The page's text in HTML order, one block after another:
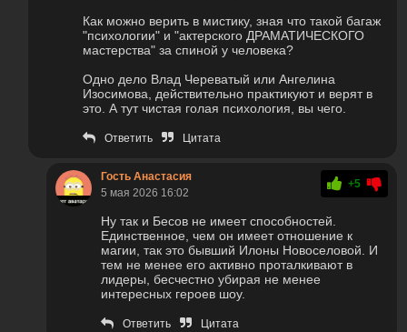
Как можно верить в мистику, зная что такой багаж
"психологии" и "актерского ДРАМАТИЧЕСКОГО
мастерства" за спиной у человека?
Одно дело Влад Череватый или Ангелина
Изосимова, действительно практикуют и верят в
это. А тут чистая голая психология, вы чего.
Ответить Цитата
Гость Анастасия
5 мая 2026 16:02
+5
Ну так и Бесов не имеет способностей.
Единственное, чем он имеет отношение к
магии, так это бывший Илоны Новоселовой. И
тем не менее его активно проталкивают в
лидеры, бесчестно убирая не менее
интересных героев шоу.
Ответить Цитата